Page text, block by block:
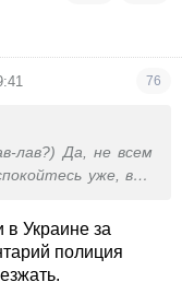
76
лав?) Да, не всем
уже, вам
Украине за
полиция